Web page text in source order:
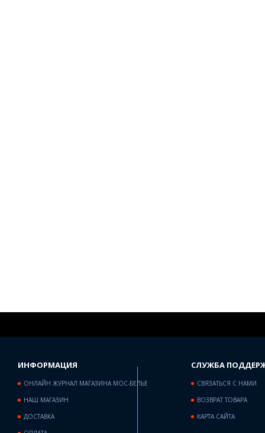
ИНФОРМАЦИЯ
ОНЛАЙН ЖУРНАЛ МАГАЗИНА МОС-БЕЛЬЕ
НАШ МАГАЗИН
ДОСТАВКА
СЛУЖБА
СВЯЗАТЬСЯ С НАМИ
ВОЗВРАТ ТОВАРА
КАРТА САЙТА